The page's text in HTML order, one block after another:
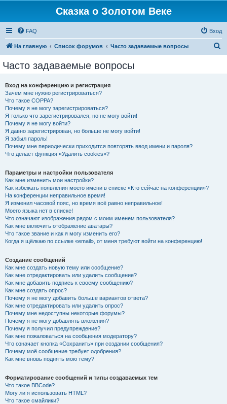
Сказка о Золотом Веке
FAQ Вход
На главную Список форумов Часто задаваемые вопросы
Часто задаваемые вопросы
Вход на конференцию и регистрация
Зачем мне нужно регистрироваться?
Что такое COPPA?
Почему я не могу зарегистрироваться?
Я только что зарегистрировался, но не могу войти!
Почему я не могу войти?
Я давно зарегистрирован, но больше не могу войти!
Я забыл пароль!
Почему мне периодически приходится повторять ввод имени и пароля?
Что делает функция «Удалить cookies»?
Параметры и настройки пользователя
Как мне изменить мои настройки?
Как избежать появления моего имени в списке «Кто сейчас на конференции»?
На конференции неправильное время!
Я изменил часовой пояс, но время всё равно неправильное!
Моего языка нет в списке!
Что означают изображения рядом с моим именем пользователя?
Как мне включить отображение аватары?
Что такое звание и как я могу изменить его?
Когда я щёлкаю по ссылке «email», от меня требуют войти на конференцию!
Создание сообщений
Как мне создать новую тему или сообщение?
Как мне отредактировать или удалить сообщение?
Как мне добавить подпись к своему сообщению?
Как мне создать опрос?
Почему я не могу добавить больше вариантов ответа?
Как мне отредактировать или удалить опрос?
Почему мне недоступны некоторые форумы?
Почему я не могу добавлять вложения?
Почему я получил предупреждение?
Как мне пожаловаться на сообщения модератору?
Что означает кнопка «Сохранить» при создании сообщения?
Почему моё сообщение требует одобрения?
Как мне вновь поднять мою тему?
Форматирование сообщений и типы создаваемых тем
Что такое BBCode?
Могу ли я использовать HTML?
Что такое смайлики?